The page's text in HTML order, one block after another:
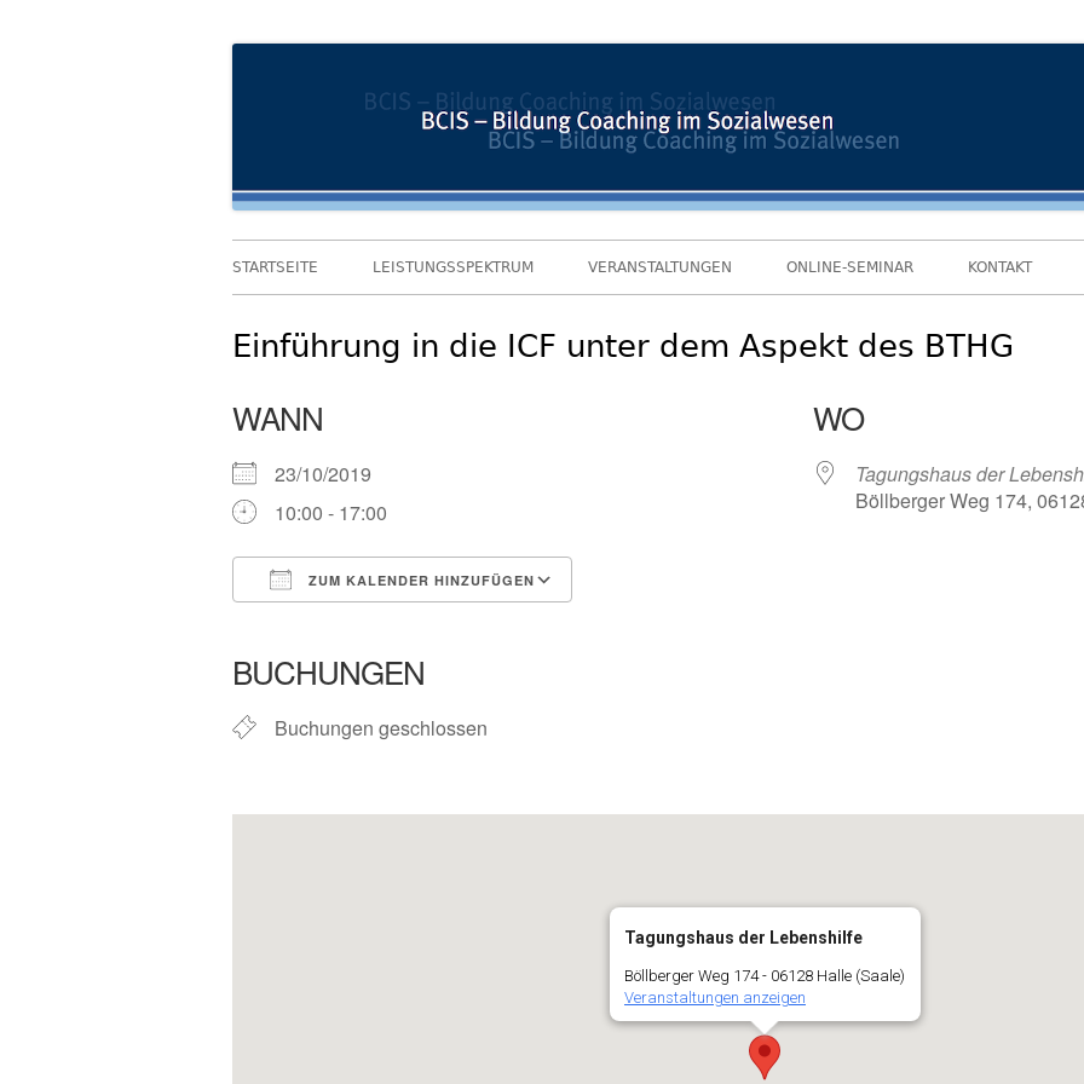
BCIS
Primäres
STARTSEITE LEISTUNGSSPEKTRUM VERANSTALTUNGEN ONLINE-SEMINAR KONTAKT
Einführung in die ICF unter dem Aspekt des BTHG
WANN
23/10/2019
10:00 - 17:00
ZUM KALENDER HINZUFÜGEN
BUCHUNGEN
Buchungen geschlossen
WO
Tagungshaus der
Böllberger Weg 174,
Tagungshaus der Lebenshilfe
Böllberger Weg 174 - 06128 Halle (Saale)
Veranstaltungen anzeigen